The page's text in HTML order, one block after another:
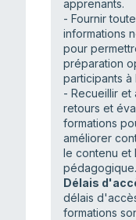
apprenants.
- Fournir
informations
pour
préparation
participants à
- Recueillir et
retours et
formations
améliorer
le contenu et
pédagogique.
Délais
délais
formations